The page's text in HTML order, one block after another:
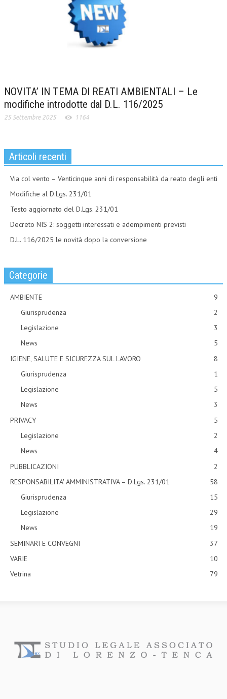
NOVITA’ IN TEMA DI REATI AMBIENTALI – Le
modifiche introdotte dal D.L. 116/2025
25 Settembre 2025 1164
Articoli recenti
Via col vento – Venticinque anni di responsabilità da reato degli enti
Modifiche al D.Lgs. 231/01
Testo aggiornato del D.Lgs. 231/01
Decreto NIS 2: soggetti interessati e adempimenti previsti
D.L. 116/2025 le novità dopo la conversione
Categorie
AMBIENTE
9
Giurisprudenza
2
Legislazione
3
News
5
IGIENE, SALUTE E SICUREZZA SUL LAVORO
8
Giurisprudenza
1
Legislazione
5
News
3
PRIVACY
5
Legislazione
2
News
4
PUBBLICAZIONI
2
RESPONSABILITA' AMMINISTRATIVA – D.Lgs. 231/01
58
Giurisprudenza
15
Legislazione
29
News
19
SEMINARI E CONVEGNI
37
VARIE
10
Vetrina
79